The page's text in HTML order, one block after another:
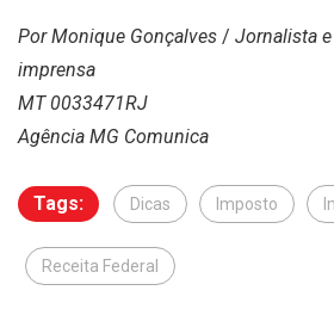
Por Monique Gonçalves / Jornalista
imprensa
MT 0033471RJ
Agência MG Comunica
Tags: Dicas Imposto
Receita Federal